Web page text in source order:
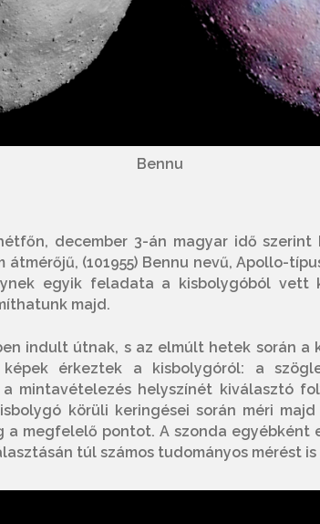
Bennu
december 3-án magyar idő szerint
átmérőjű, (101955) Bennu nevű, Apollo-
egyik feladata a kisbolygóból vett
majd.
indult útnak, s az elmúlt hetek során a
érkeztek a kisbolygóról: a
mintavételezés helyszínét kiválasztó
körüli keringései során méri
a megfelelő pontot. A szonda egyébként
túl számos tudományos mérést